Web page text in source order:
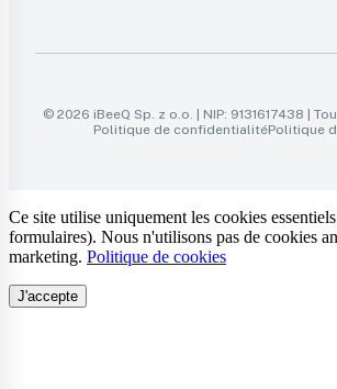
© 2026 iBeeQ Sp. z o.o. | NIP: 9131617438 |
Politique de confidentialitéPolitique
Ce site utilise uniquement les cookies
formulaires). Nous n'utilisons pas de cookies
marketing. Politique de cookies
J'accepte